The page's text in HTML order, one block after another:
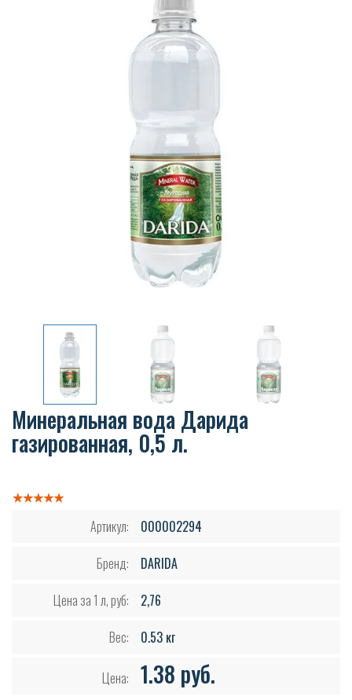
Минеральная вода Дарида
газированная, 0,5 л.
Артикул:
000002294
Бренд:
DARIDA
Цена за 1 л, руб:
2,76
Вес:
0.53 кг
Цена: 1.38 руб.